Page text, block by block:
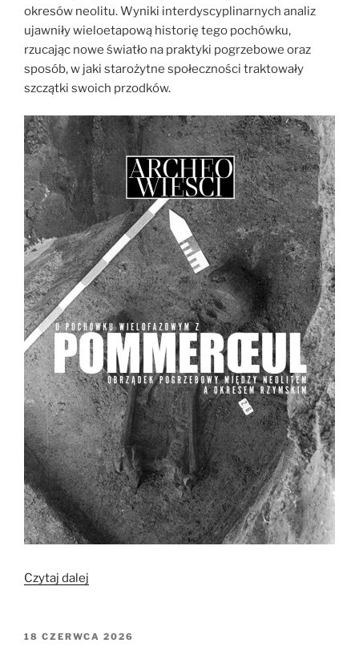
okresów neolitu. Wyniki interdyscyplinarnych analiz
ujawniły wieloetapową historię tego pochówku,
rzucając nowe światło na praktyki pogrzebowe oraz
sposób, w jaki starożytne społeczności traktowały
szczątki swoich przodków.
Czytaj dalej
z
OPUBLIKOWANE
18 CZERWCA 2026